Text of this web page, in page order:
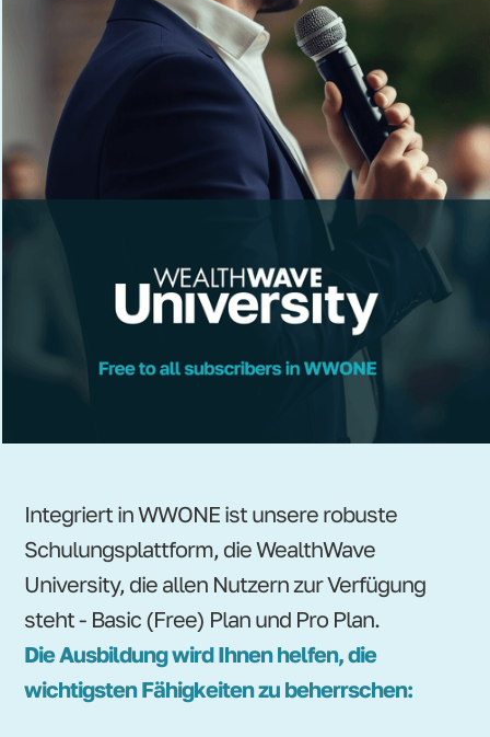
Integriert in WWONE ist unsere robuste
Schulungsplattform, die WealthWave
University, die allen Nutzern zur Verfügung
steht - Basic (Free) Plan und Pro Plan.
Die Ausbildung wird Ihnen helfen, die
wichtigsten Fähigkeiten zu beherrschen: